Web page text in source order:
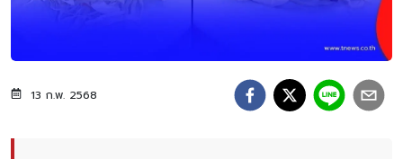
13 ก.พ. 2568